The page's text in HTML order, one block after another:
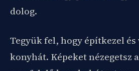
dolog.
Tegyük fel, hogy építkezel
konyhát. Képeket nézegetsz